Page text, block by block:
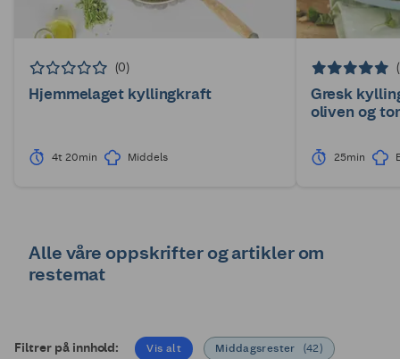
(0)
Hjemmelaget kyllingkraft
4t 20min Middels
Gresk
oliven og
25min
Alle våre oppskrifter og artikler om
restemat
Filtrer på innhold: Vis alt Middagsrester (42 )